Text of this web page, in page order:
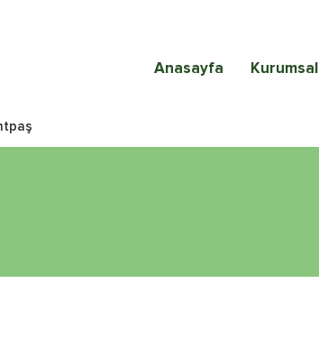
Anasayfa Kurumsal